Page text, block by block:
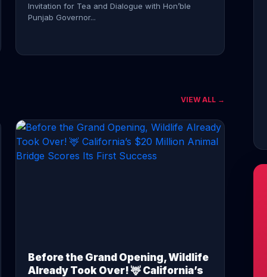
Invitation for Tea and Dialogue with Hon’ble
Punjab Governor...
CONTINUE READING →
VIEW ALL →
Before the Grand Opening, Wildlife
Already Took Over! 🦌 California’s